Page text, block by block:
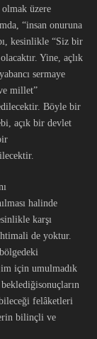
üzere
“insan onuruna
kesinlikle “Siz bir
Yine, açlık
sermaye
millet”
Böyle bir
açık bir devlet
halinde
karşı
de yoktur.
için umulmadık
felâketleri
bilinçli ve